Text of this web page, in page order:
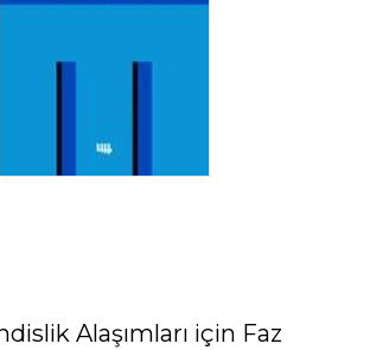
Alaşımları için Faz